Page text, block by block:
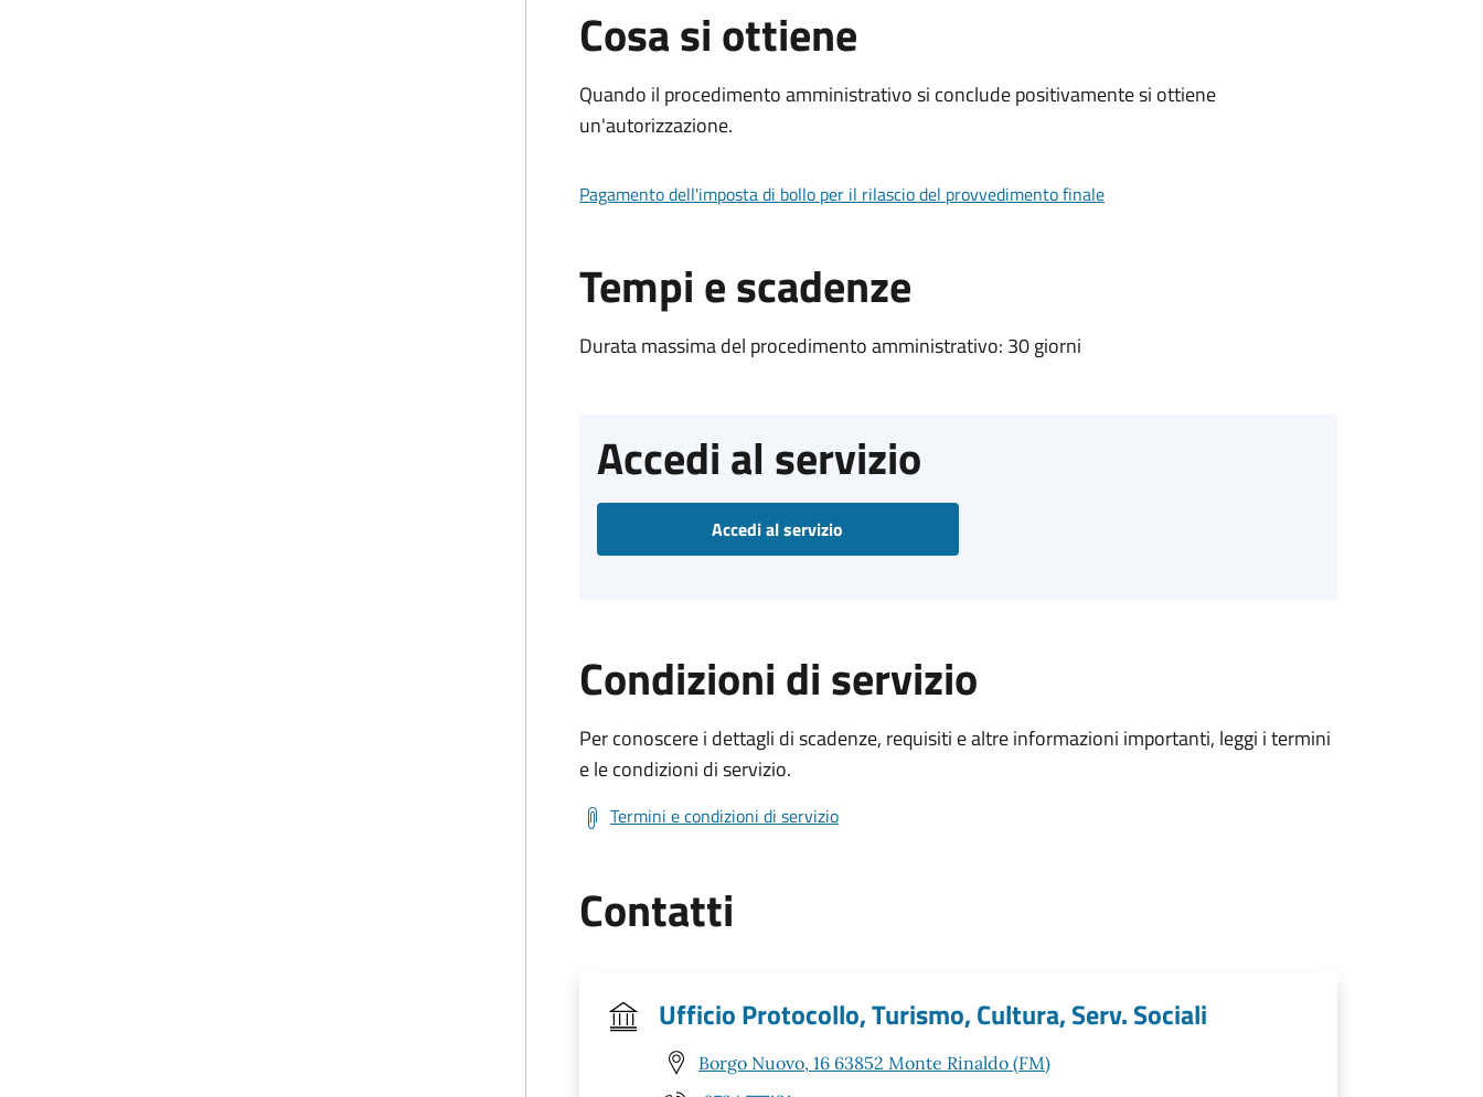
Cosa si ottiene
Quando il procedimento amministrativo si conclude positivamente si ottiene
un'autorizzazione.
Pagamento dell'imposta di bollo per il rilascio del provvedimento finale
Tempi e scadenze
Durata massima del procedimento amministrativo: 30 giorni
Accedi al servizio
Accedi al servizio
Condizioni di servizio
Per conoscere i dettagli di scadenze, requisiti e altre informazioni importanti, leggi i termini
e le condizioni di servizio.
Termini e condizioni di servizio
Contatti
Ufficio Protocollo, Turismo, Cultura, Serv. Sociali
Borgo Nuovo, 16 63852 Monte Rinaldo (FM)